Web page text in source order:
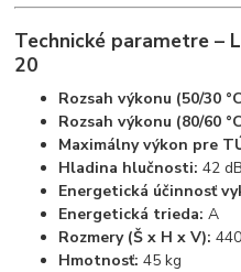
Technické parametre –
20
Rozsah výkonu (50/30
Rozsah výkonu (80/60
Maximálny výkon pre
Hladina hlučnosti: 42
Energetická účinnosť
Energetická trieda: A
Rozmery (Š x H x V):
Hmotnosť: 45 kg